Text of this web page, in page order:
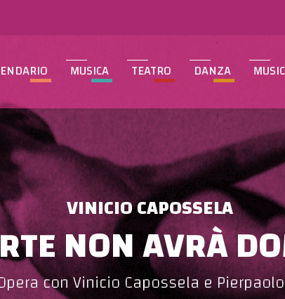
MUSICA TEATRO DANZA
VINICIO CAPOSSELA
NON AVRÀ
con Vinicio Capossela e